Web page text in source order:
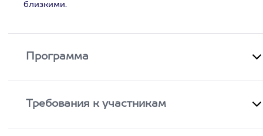
близкими.
Программа
Требования к участникам